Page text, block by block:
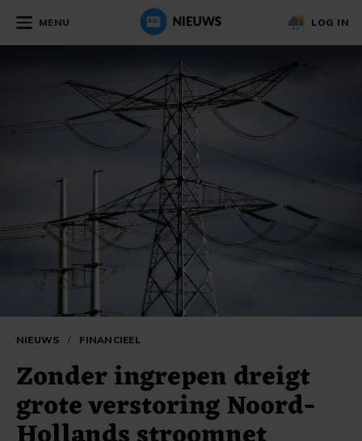
MENU LOG IN
NIEUWS / FINANCIEEL
Zonder ingrepen dreigt
grote verstoring Noord-